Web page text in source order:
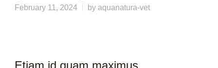
February 11, 2024 by aquanatura-vet
Etiam id quam maximus